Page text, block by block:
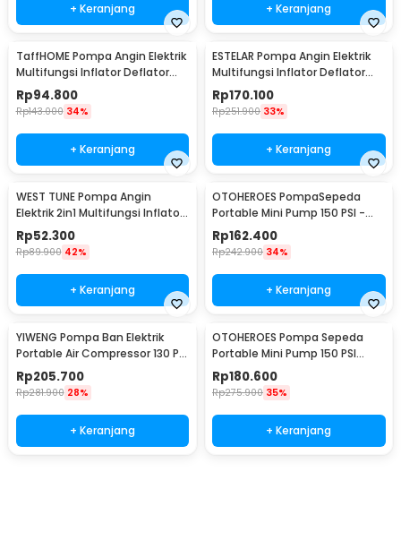
+ Keranjang + Keranjang
TaffHOME Pompa Angin Elektrik
Multifungsi Inflator Deflator
with LED - 66001 / GR-107C4
Rp94.800
Rp143.000 34%
+ Keranjang
ESTELAR Pompa Angin Elektrik
Multifungsi Inflator Deflator
with LED - CZ-666A
Rp170.100
Rp251.900 33%
+ Keranjang
WEST TUNE Pompa Angin
Elektrik 2in1 Multifungsi Inflator
Deflator - GR-118E
Rp52.300
Rp89.900 42%
+ Keranjang
OTOHEROES PompaSepeda
Portable Mini Pump 150 PSI -
WY-006
Rp162.400
Rp242.900 34%
+ Keranjang
YIWENG Pompa Ban Elektrik
Portable Air Compressor 130 PSI
4000mAh - CX-229
Rp205.700
Rp281.900 28%
+ Keranjang
OTOHEROES Pompa Sepeda
Portable Mini Pump 150 PSI
Digital - ST-5523
Rp180.600
Rp275.900 35%
+ Keranjang